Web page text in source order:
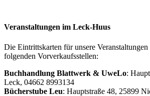
Veranstaltungen im Leck-Huus
Die Eintrittskarten für unsere Veranstaltungen
folgenden Vorverkaufsstellen:
Buchhandlung Blattwerk & UweLo:
Leck, 04662 8993134
Bücherstube Leu: Hauptstraße 48, 25899